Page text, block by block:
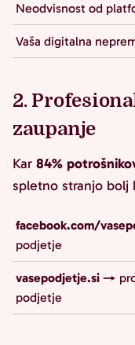
Neodvisnost od
Vaša digitalna
2.
zaupanje
Kar 84%
spletno stranjo bolj
facebook.com/
podjetje
vasepodjetje.si →
podjetje